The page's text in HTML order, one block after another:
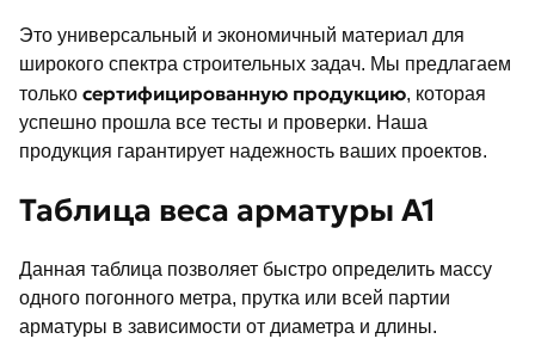
Это универсальный и экономичный материал для
широкого спектра строительных задач. Мы предлагаем
только сертифицированную продукцию, которая
успешно прошла все тесты и проверки. Наша
продукция гарантирует надежность ваших проектов.
Таблица веса арматуры А1
Данная таблица позволяет быстро определить массу
одного погонного метра, прутка или всей партии
арматуры в зависимости от диаметра и длины.